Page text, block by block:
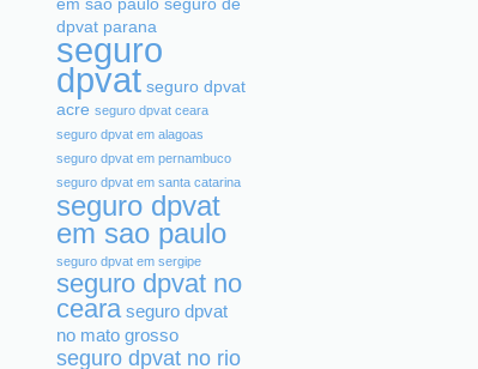
dpvat parana
seguro
dpvat seguro dpvat
acre seguro dpvat ceara
seguro dpvat em alagoas
seguro dpvat em pernambuco
seguro dpvat em santa catarina
seguro dpvat
em sao paulo
seguro dpvat em sergipe
seguro dpvat no
ceara seguro dpvat
no mato grosso
seguro dpvat no rio